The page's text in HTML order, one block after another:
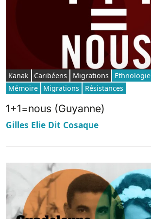
Kanak Caribéens Migrations Ethnologie
Mémoire
Migrations Résistances
1+1=nous (Guyanne)
Gilles Elie Dit Cosaque